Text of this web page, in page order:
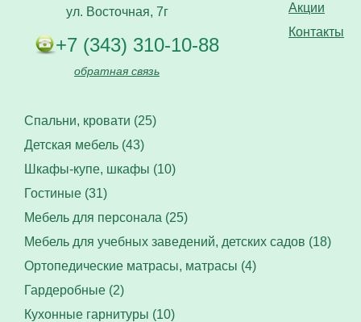
Акции
Контакты
ул. Восточная, 7г
+7 (343) 310-10-88
обратная связь
Спальни, кровати (25)
Детская мебель (43)
Шкафы-купе, шкафы (10)
Гостиные (31)
Мебель для персонала (25)
Мебель для учебных заведений, детских садов (18)
Ортопедические матрасы, матрасы (4)
Гардеробные (2)
Кухонные гарнитуры (10)